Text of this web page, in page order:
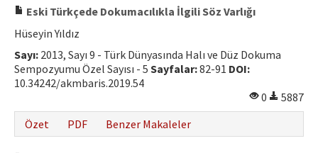
Eski Türkçede Dokumacılıkla İlgili Söz Varlığı
Hüseyin Yıldız
Sayı: 2013, Sayı 9 - Türk Dünyasında Halı ve Düz Dokuma
Sempozyumu Özel Sayısı - 5 Sayfalar:82-91 DOI:
10.34242/akmbaris.2019.54
0
5887
Özet
PDF Benzer Makaleler